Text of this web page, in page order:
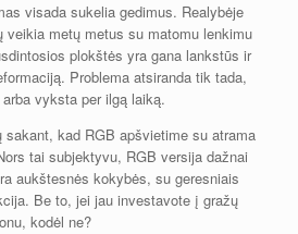
visada sukelia gedimus. Realybėje
veikia metų metus su matomu lenkimu
plokštės yra gana lankstūs ir
Problema atsiranda tik tada,
vyksta per ilgą laiką.
sakant, kad RGB apšvietime su atrama
tai subjektyvu, RGB versija dažnai
aukštesnės kokybės, su geresniais
Be to, jei jau investavote į gražų
kodėl ne?